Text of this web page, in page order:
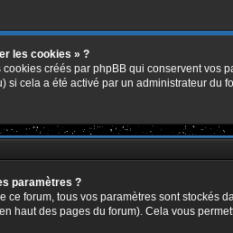
les cookies » ?
créés par phpBB qui conservent vos
si cela a été activé par un administrateur du
paramètres ?
ce forum, tous vos paramètres sont stockés
haut des pages du forum). Cela vous